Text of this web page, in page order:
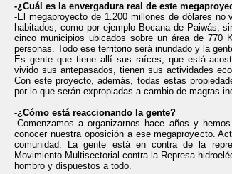
-¿Cuál es la envergadura real de este
-El megaproyecto de 1.200 millones de dólares
habitados, como por ejemplo Bocana de Paiwás,
cinco municipios ubicados sobre un área de 770
personas. Todo ese territorio será inundado y la
Es gente que tiene allí sus raíces, que está
vivido sus antepasados, tienen sus actividades
Con este proyecto, además, todas estas
por lo que serán expropiadas a cambio de magras
-¿Cómo está reaccionando la gente?
-Comenzamos a organizarnos hace años y
conocer nuestra oposición a ese megaproyecto.
comunidad. La gente está en contra de la
Movimiento Multisectorial contra la Represa
hombro y dispuestos a todo.